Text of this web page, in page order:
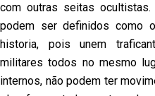
com outras seitas ocultistas.
podem ser definidos como
historia, pois unem
militares todos no mesmo
internos, não podem ter